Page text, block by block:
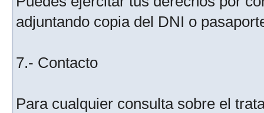
adjuntando copia del DNI o
7.- Contacto
Para cualquier consulta sobre el